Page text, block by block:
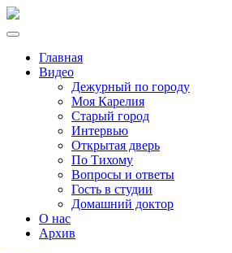
Главная
Видео
Дежурный по городу
Моя Карелия
Старый город
Интервью
Открытая дверь
По Тихому
Вопросы и ответы
Гость в студии
Домашний доктор
О нас
Архив